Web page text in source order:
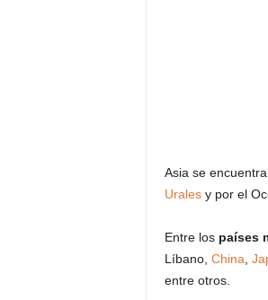
Asia se
Uralesy por el
Entre los países
Líbano, China
entre otros.